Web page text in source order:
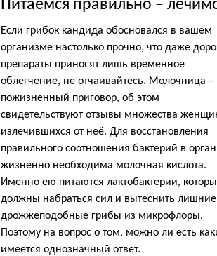
Питаемся правильно –
Если грибок кандида обосновался в вашем
организме настолько прочно, что даже
препараты приносят лишь временное
облегчение, не отчаивайтесь. Молочница –
пожизненный приговор, об этом
свидетельствуют отзывы множества
излечившихся от неё. Для восстановления
правильного соотношения бактерий в
жизненно необходима молочная кислота.
Именно ею питаются лактобактерии,
должны набраться сил и вытеснить лишние
дрожжеподобные грибы из микрофлоры.
Поэтому на вопрос о том, можно ли есть
имеется однозначный ответ.